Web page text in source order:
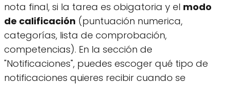
nota final, si la tarea es obigatoria y el modo
de calificación (puntuación numerica,
categorías, lista de comprobación,
competencias). En la sección de
"Notificaciones", puedes escoger qué tipo de
notificaciones quieres recibir cuando se